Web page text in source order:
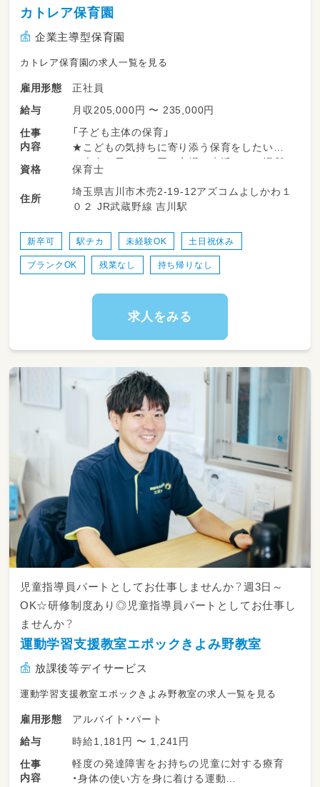
カトレア保育園
企業主導型保育園
カトレア保育園の求人一覧を見る
雇用形態
正社員
給与
月収205,000円 〜 235,000円
仕事
内容
「子ども主体の保育」
★こどもの気持ちに寄り添う保育をしたい
★大人も子どもも同じ立場で生活できる場所で
ありたい
★みんなが楽しく生活できる場所でありたい
【定員12名】
・子どもの身の回りのお世話
・基本的な生活習慣を身につけさせるサポート
・お散歩、歌、手遊び、ねかしつけ
・おもちゃの消毒
資格 保育士
住所
埼玉県吉川市木売2-19-12アズコムよしかわ１
０２ JR武蔵野線 吉川駅
新卒可 駅チカ 未経験OK 土日祝休み
ブランクOK 残業なし 持ち帰りなし
求人をみる
児童指導員パートとしてお仕事しませんか？週3日～
OK☆研修制度あり◎児童指導員パートとしてお仕事し
ませんか？
運動学習支援教室エポックきよみ野教室
放課後等デイサービス
運動学習支援教室エポックきよみ野教室の求人一覧を見る
雇用形態
アルバイト・パート
給与
時給1,181円 〜 1,241円
仕事
内容
軽度の発達障害をお持ちの児童に対する療育
・身体の使い方を身に着ける運動